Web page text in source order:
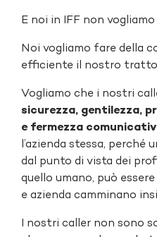
E noi in IFF non
Noi vogliamo fare della
efficiente il nostro
Vogliamo che i nostri
sicurezza, gentilezza,
e fermezza
l’azienda stessa, perché
dal punto di vista dei
quello umano, può
e azienda camminano
I nostri caller non sono